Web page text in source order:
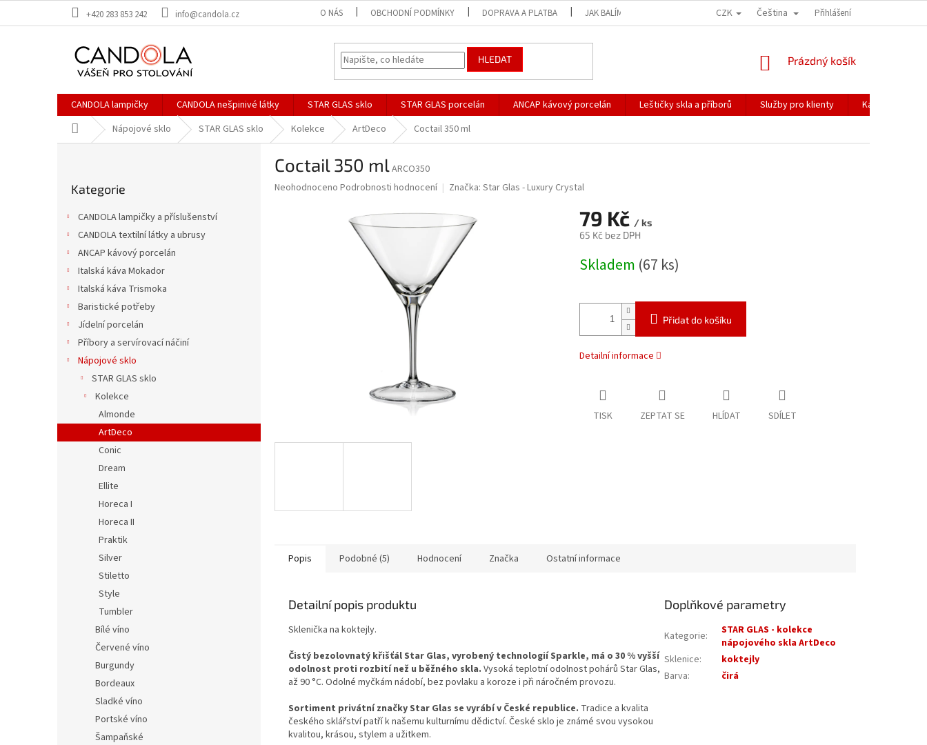
+420 283 853 242 info@candola.cz O NÁS OBCHODNÍ PODMÍNKY DOPRAVA A PLATBA JAK BALÍME NAŠE ZÁSILKY PŘEPRAVA KŘEHKÉHO ZBOŽÍ KORESPONDENČNÍ
CZK Čeština Přihlášení
HLEDAT
NÁKUPNÍ
Prázdný košík
CANDOLA lampičky CANDOLA nešpinivé látky STAR GLAS sklo STAR GLAS porcelán ANCAP kávový porcelán Leštičky skla a příborů Služby pro klienty
Katalogy
Domů Nápojové sklo STAR GLAS sklo Kolekce ArtDeco Coctail 350 ml
kategorie
Kategorie
CANDOLA lampičky a příslušenství
CANDOLA textilní látky a ubrusy
ANCAP kávový porcelán
Italská káva Mokador
Italská káva Trismoka
Baristické potřeby
Jídelní porcelán
Příbory a servírovací náčiní
Nápojové sklo
STAR GLAS sklo
Kolekce
Almonde
ArtDeco
Conic
Dream
Ellite
Horeca I
Horeca II
Praktik
Silver
Stiletto
Style
Tumbler
Bílé víno
Červené víno
Burgundy
Bordeaux
Sladké víno
Portské víno
Šampaňské
Coctail 350 mlARCO350
Průměrné
Neohodnoceno Podrobnosti hodnocení Značka: Star Glas - Luxury Crystal
79 Kč / ks
65 Kč bez DPH
cena:
Skladem (67 ks)
Přidat do košíku
Detailní informace
TISK ZEPTAT SE HLÍDAT SDÍLET
Popis Podobné (5) Hodnocení Značka Ostatní informace
Detailní popis produktu
Sklenička na koktejly.
Čistý bezolovnatý křišťál Star Glas, vyrobený technologií Sparkle, má o 30 % vyšší
odolnost proti rozbití než u běžného skla. Vysoká teplotní odolnost pohárů Star Glas,
až 90 °C. Odolné myčkám nádobí, bez povlaku a koroze i při náročném provozu.
Sortiment privátní značky Star Glas se vyrábí v České republice. Tradice a kvalita
českého sklářství patří k našemu kulturnímu dědictví. České sklo je známé svou vysokou
kvalitou, krásou, stylem a užitkem.
Doplňkové parametry
Kategorie:
STAR GLAS - kolekce
nápojového skla ArtDeco
Sklenice:
koktejly
Barva: čirá